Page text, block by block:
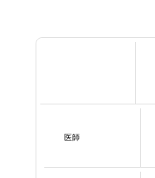
医師